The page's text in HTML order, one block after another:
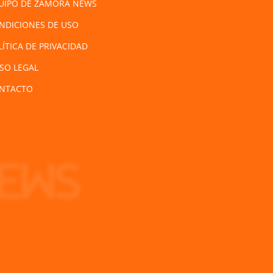
DE ZAMORA NEWS
DE USO
DE PRIVACIDAD
LEGAL